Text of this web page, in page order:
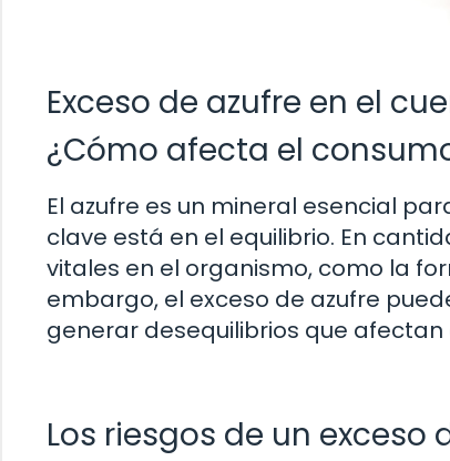
Exceso de azufre en el
¿Cómo afecta el
El azufre es un mineral esencial
clave está en el equilibrio. En
vitales en el organismo, como la
embargo, el exceso de azufre
generar desequilibrios que
Los riesgos de un